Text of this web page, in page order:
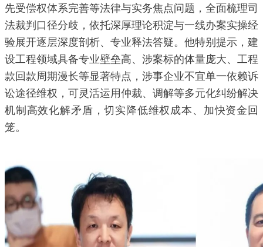
先受偿权体系完善等法律与实务焦点问题，全面梳理司
法裁判口径分歧，依托深厚理论积淀与一线办案实操经
验展开逐层深度剖析、专业释法答疑。他特别提示，建
设工程领域具备专业壁垒高、涉案标的体量庞大、工程
款回款周期漫长等显著特点，涉事企业不宜单一依赖诉
讼途径维权，可灵活运用仲裁、调解等多元化纠纷解决
机制高效化解矛盾，切实降低维权成本、加快资金回
笼。